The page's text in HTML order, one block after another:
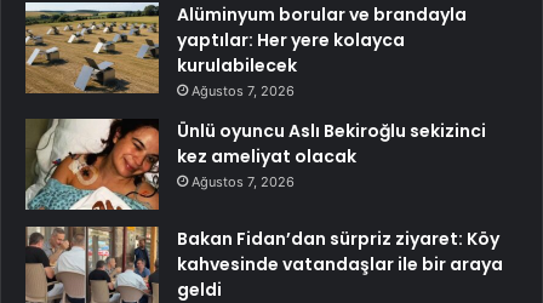
Alüminyum borular ve brandayla
yaptılar: Her yere kolayca
kurulabilecek
Ağustos 7, 2026
Ünlü oyuncu Aslı Bekiroğlu sekizinci
kez ameliyat olacak
Ağustos 7, 2026
Bakan Fidan’dan sürpriz ziyaret: Köy
kahvesinde vatandaşlar ile bir araya
geldi